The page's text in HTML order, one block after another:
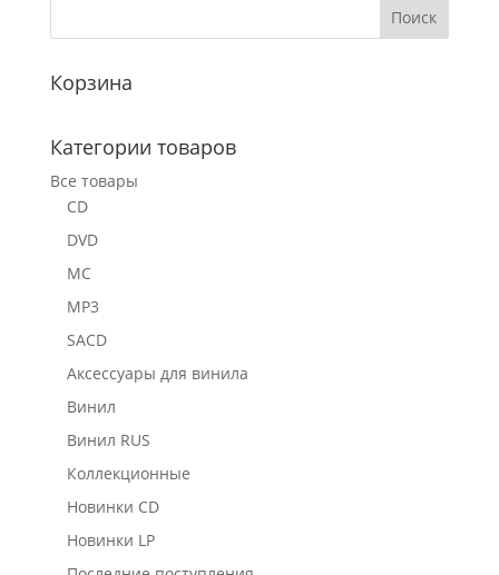
Корзина
Категории товаров
Все товары
CD
DVD
MC
MP3
SACD
Аксессуары для винила
Винил
Винил RUS
Коллекционные
Новинки CD
Новинки LP